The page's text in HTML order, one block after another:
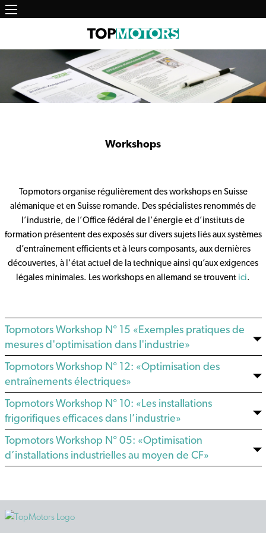
Aller
au
Main
navigation
Workshops
Topmotors organise régulièrement des workshops en Suisse
alémanique et en Suisse romande. Des spécialistes renommés de
l’industrie, de l’Office fédéral de l'énergie et d’instituts de
formation présentent des exposés sur divers sujets liés aux systèmes
d’entraînement efficients et à leurs composants, aux dernières
découvertes, à l'état actuel de la technique ainsi qu’aux exigences
légales minimales. Les workshops en allemand se trouvent ici.
Topmotors Workshop N° 15 «Exemples pratiques de
mesures d'optimisation dans l'industrie»
Topmotors Workshop N° 12: «Optimisation des
entraînements électriques»
Topmotors Workshop N° 10: «Les installations
frigorifiques efficaces dans l’industrie»
Topmotors Workshop N° 05: «Optimisation
d’installations industrielles au moyen de CF»